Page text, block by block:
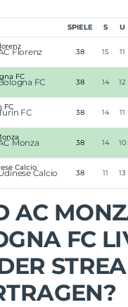
SPIELE S U
Florenz 38 15 11
FC 38 14 12
FC 38 14 11
Monza 38 14 10
Calcio 38 11 13
AC
FC